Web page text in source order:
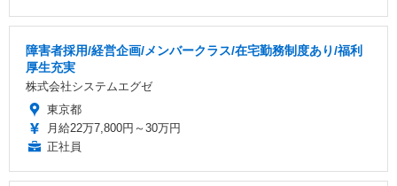
障害者採用/経営企画/メンバークラス/在宅勤務制度あり/福利
厚生充実
株式会社システムエグゼ
東京都
月給22万7,800円～30万円
正社員